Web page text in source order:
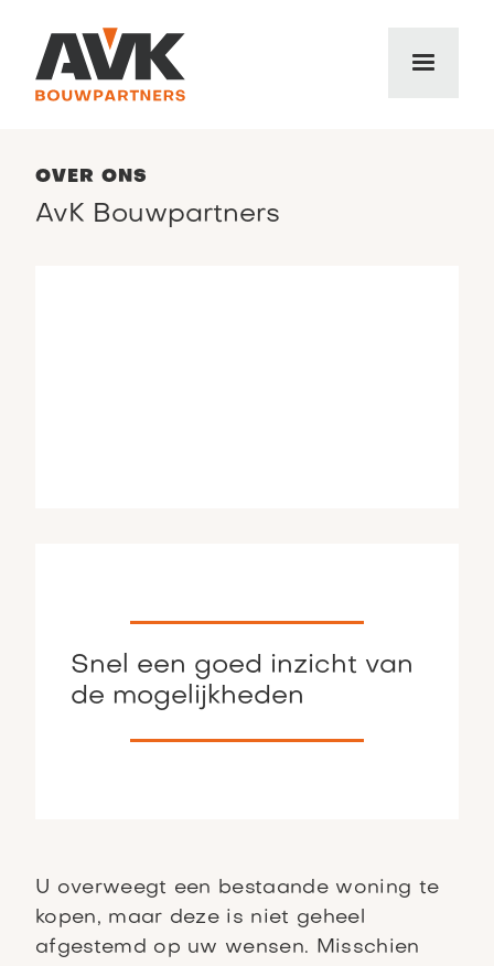
OVER ONS
AvK Bouwpartners
Snel een goed inzicht van
de mogelijkheden
U overweegt een bestaande woning te
kopen, maar deze is niet geheel
afgestemd op uw wensen. Misschien